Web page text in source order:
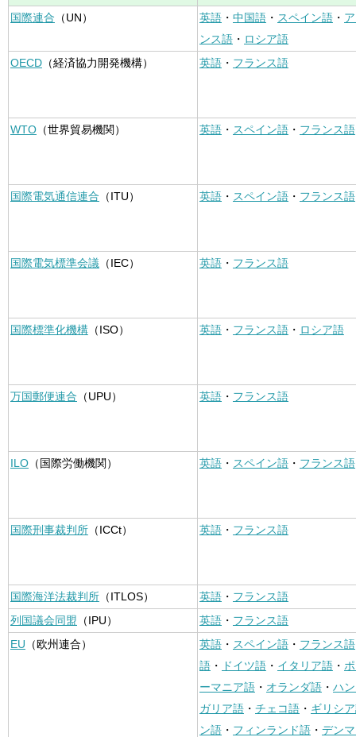
国際連合 （UN） 英語 ・ 中国語 ・ スペイン語 ・
ンス語 ・ ロシア語
OECD （経済協力開発機構） 英語 ・ フランス語
WTO （世界貿易機関） 英語 ・ スペイン語 ・ フランス語
国際電気通信連合 （ITU） 英語 ・ スペイン語 ・ フランス語
国際電気標準会議 （IEC） 英語 ・ フランス語
国際標準化機構 （ISO） 英語 ・ フランス語 ・ ロシア語
万国郵便連合 （UPU） 英語 ・ フランス語
ILO （国際労働機関） 英語 ・ スペイン語 ・ フランス語
国際刑事裁判所 （ICCt） 英語 ・ フランス語
国際海洋法裁判所 （ITLOS） 英語 ・ フランス語
列国議会同盟 （IPU） 英語 ・ フランス語
EU （欧州連合） 英語 ・ スペイン語 ・ フランス語
語 ・ ドイツ語 ・ イタリア語 ・
ーマニア語 ・ オランダ語 ・ ハ
ガリア語 ・ チェコ語 ・ ギリシ
ン語 ・ フィンランド語 ・ デン